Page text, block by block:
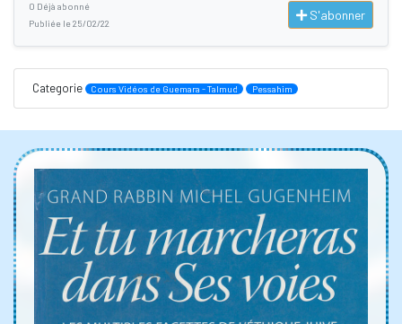
0 Déjà abonné
Publiée le 25/02/22
S'abonner
Categorie Cours Vidéos de Guemara - Talmud Pessahim